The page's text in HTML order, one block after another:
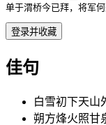
单于渭桥今已拜，将军何
登录并收藏
佳句
白雪初下天山
朔方烽火照甘